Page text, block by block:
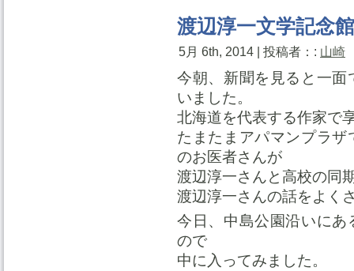
渡辺淳一文学記念館
5月 6th, 2014 | 投稿者：: 山崎
今朝、新聞を見ると一
いました。
北海道を代表する作家で
たまたまアパマンプラ
のお医者さんが
渡辺淳一さんと高校の同
渡辺淳一さんの話をよく
今日、中島公園沿いに
ので
中に入ってみました。